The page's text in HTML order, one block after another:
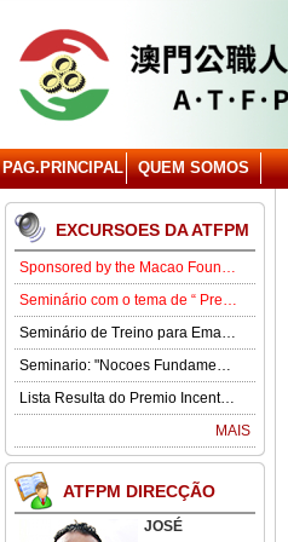
PAG.PRINCIPAL QUEM SOMOS
EXCURSOES DA ATFPM
Sponsored by the Macao Foundation, the Macau Civil Servants Association (ATFPM) will organize the “Job Opportunities for Youth Seminar” at 3:00 p.m. on 15 August in our Association . Our guest speaker is Lawmaker José Pereira Coutinho.
Seminário com o tema de “ Prevenção e Controlo da Gota” .
Seminário de Treino para Emagrecimento.
Seminario: "Nocoes Fundamentais de Direito Comercialde Macau: Regime das Sociedades Comerciais,Orgaos Sociais, Direitos e Obrigagoes dos Socios"
Lista Resulta do Premio Incentivo 2026
MAIS
ATFPM DIRECÇÃO
JOSÉ